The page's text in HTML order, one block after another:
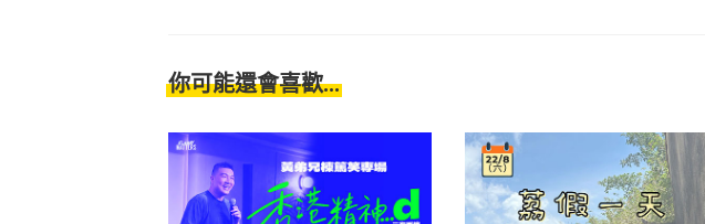
你可能還會喜歡...